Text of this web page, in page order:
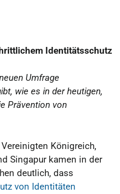
Identitätsschutz
Umfrage
wie es in der heutigen,
Prävention von
Königreich,
Singapur kamen in der
deutlich, dass
von Identitäten